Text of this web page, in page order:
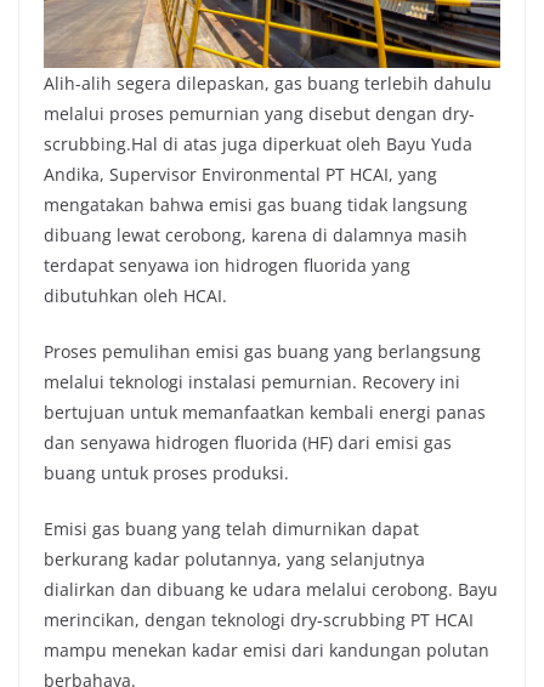
Alih-alih segera dilepaskan, gas buang terlebih dahulu
melalui proses pemurnian yang disebut dengan dry-
scrubbing.Hal di atas juga diperkuat oleh Bayu Yuda
Andika, Supervisor Environmental PT HCAI, yang
mengatakan bahwa emisi gas buang tidak langsung
dibuang lewat cerobong, karena di dalamnya masih
terdapat senyawa ion hidrogen fluorida yang
dibutuhkan oleh HCAI.
Proses pemulihan emisi gas buang yang berlangsung
melalui teknologi instalasi pemurnian. Recovery ini
bertujuan untuk memanfaatkan kembali energi panas
dan senyawa hidrogen fluorida (HF) dari emisi gas
buang untuk proses produksi.
Emisi gas buang yang telah dimurnikan dapat
berkurang kadar polutannya, yang selanjutnya
dialirkan dan dibuang ke udara melalui cerobong. Bayu
merincikan, dengan teknologi dry-scrubbing PT HCAI
mampu menekan kadar emisi dari kandungan polutan
berbahaya.